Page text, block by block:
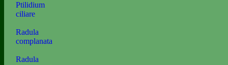
Ptilidium
ciliare
Radula
complanata
Radula